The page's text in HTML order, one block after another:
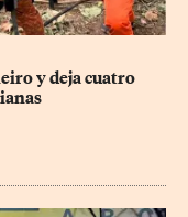
y deja cuatro